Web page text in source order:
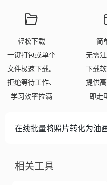
轻松下载
一键打包或单个
文件极速下载。
拒绝等待工作、
学习效率拉满
简
无需
下载
提供
即走
在线批量将照片转化为油
相关工具